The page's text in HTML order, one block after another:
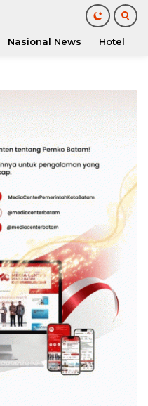
Nasional News Hotel